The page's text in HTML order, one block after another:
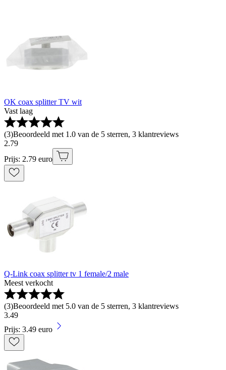
OK coax splitter TV wit
Vast laag
(3)Beoordeeld met 1.0 van de 5 sterren, 3 klantreviews
2.79
Prijs: 2.79 euro
Q-Link coax splitter tv 1 female/2 male
Meest verkocht
(3)Beoordeeld met 5.0 van de 5 sterren, 3 klantreviews
3.49
Prijs: 3.49 euro